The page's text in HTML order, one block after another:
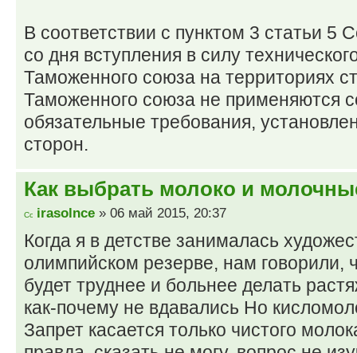
В соответствии с пунктом 3 статьи 5
со дня вступления в силу
Таможенного союза на территориях
Таможенного союза не применяются
обязательные требования,
сторон.
Как выбрать молоко и
irasolnce » 06 май 2015, 20:37
Когда я в детстве занималась
олимпийском резерве, нам говорили,
будет труднее и больнее делать
как-почему не вдавались Но
Запрет касается только чистого